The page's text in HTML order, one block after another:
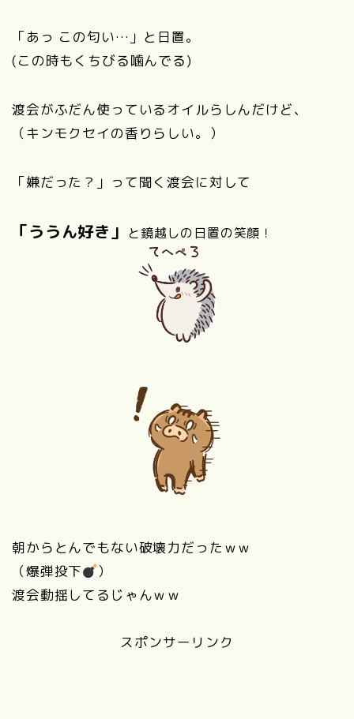
「あっ この匂い…」と日置。
(この時もくちびる噛んでる)
渡会がふだん使っているオイルらしんだけど、
（キンモクセイの香りらしい。）
「嫌だった？」って聞く渡会に対して
「ううん好き」 と鏡越しの日置の笑顔！
朝からとんでもない破壊力だったｗｗ
（爆弾投下
）
渡会動揺してるじゃんｗｗ
スポンサーリンク